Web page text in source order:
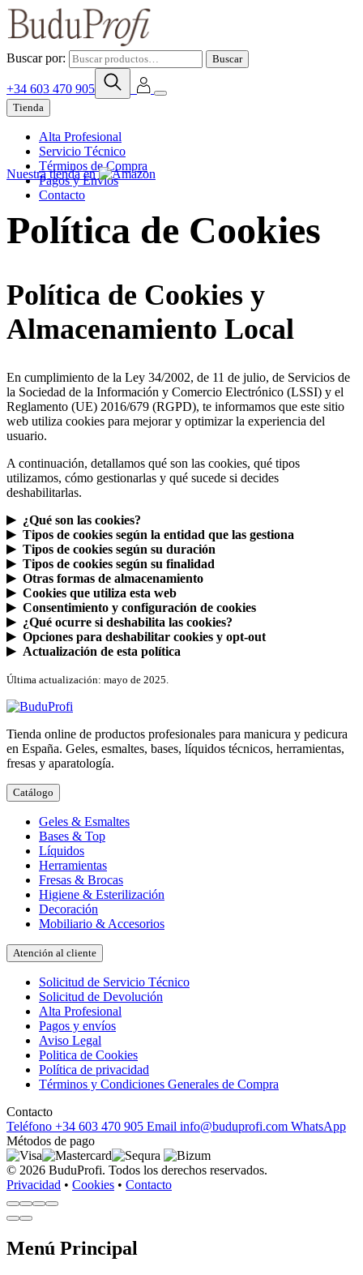
Buscar por: Buscar
+34 603 470 905
Tienda
Alta Profesional
Servicio Técnico
Términos de Compra
Pagos y Envíos
Contacto
Nuestra tienda en
Política de Cookies
Política de Cookies y
Almacenamiento Local
En cumplimiento de la Ley 34/2002, de 11 de julio, de Servicios de
la Sociedad de la Información y Comercio Electrónico (LSSI) y el
Reglamento (UE) 2016/679 (RGPD), te informamos que este sitio
web utiliza cookies para mejorar y optimizar la experiencia del
usuario.
A continuación, detallamos qué son las cookies, qué tipos
utilizamos, cómo gestionarlas y qué sucede si decides
deshabilitarlas.
¿Qué son las cookies?
Tipos de cookies según la entidad que las gestiona
Tipos de cookies según su duración
Tipos de cookies según su finalidad
Otras formas de almacenamiento
Cookies que utiliza esta web
Consentimiento y configuración de cookies
¿Qué ocurre si deshabilita las cookies?
Opciones para deshabilitar cookies y opt-out
Actualización de esta política
Última actualización: mayo de 2025.
Tienda online de productos profesionales para manicura y pedicura
en España. Geles, esmaltes, bases, líquidos técnicos, herramientas,
fresas y aparatología.
Catálogo
Geles & Esmaltes
Bases & Top
Líquidos
Herramientas
Fresas & Brocas
Higiene & Esterilización
Decoración
Mobiliario & Accesorios
Atención al cliente
Solicitud de Servicio Técnico
Solicitud de Devolución
Alta Profesional
Pagos y envíos
Aviso Legal
Politica de Cookies
Política de privacidad
Términos y Condiciones Generales de Compra
Contacto
Teléfono +34 603 470 905 Email info@buduprofi.com WhatsApp
Métodos de pago
© 2026 BuduProfi. Todos los derechos reservados.
Privacidad • Cookies • Contacto
Menú Principal